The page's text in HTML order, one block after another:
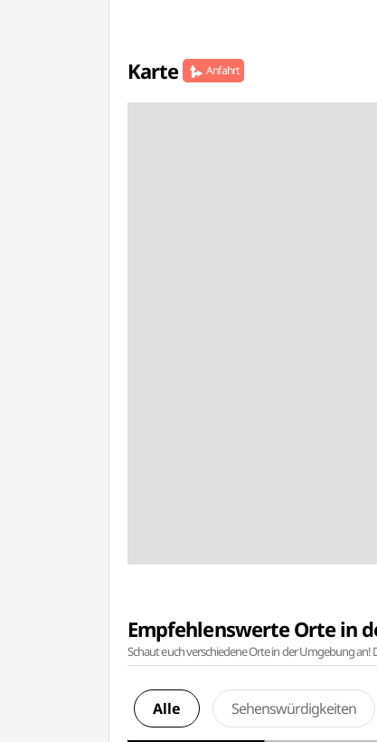
Karte Anfahrt
Empfehlenswerte Orte in
Schaut euch verschiedene Orte in der Umgebung
Alle Sehenswürdigkeiten